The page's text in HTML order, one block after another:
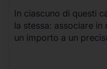
In ciascuno di questi
la stessa: associare
un importo a un